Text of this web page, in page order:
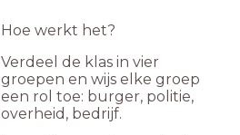
Hoe werkt het?
Verdeel de klas in vier
groepen en wijs elke groep
een rol toe: burger, politie,
overheid, bedrijf.